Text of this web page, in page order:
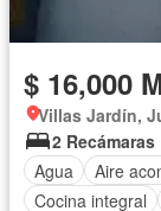
$ 16,000
Villas Jardín,
2 Recámaras
Agua
Aire
Cocina integral